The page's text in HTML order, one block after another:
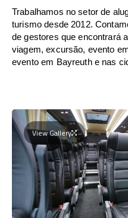
Trabalhamos no setor de
turismo desde 2012.
de gestores que encontrará
viagem, excursão, evento
evento em Bayreuth e nas
View Gallery